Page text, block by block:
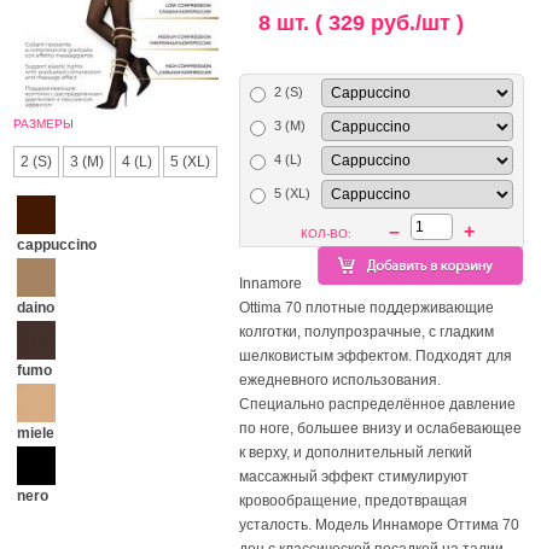
РАЗМЕРЫ
2 (S) 3 (M) 4 (L) 5 (XL)
cappuccino
daino
fumo
miele
nero
8 шт. ( 329 руб./шт )
2 (S)
3 (M)
4 (L)
5 (XL)
КОЛ-ВО: – +
Innamore
Ottima 70 плотные поддерживающие
колготки, полупрозрачные, с гладким
шелковистым эффектом. Подходят для
ежедневного использования.
Специально распределённое давление
по ноге, большее внизу и ослабевающее
к верху, и дополнительный легкий
массажный эффект стимулируют
кровообращение, предотвращая
усталость. Модель Иннаморе Оттима 70